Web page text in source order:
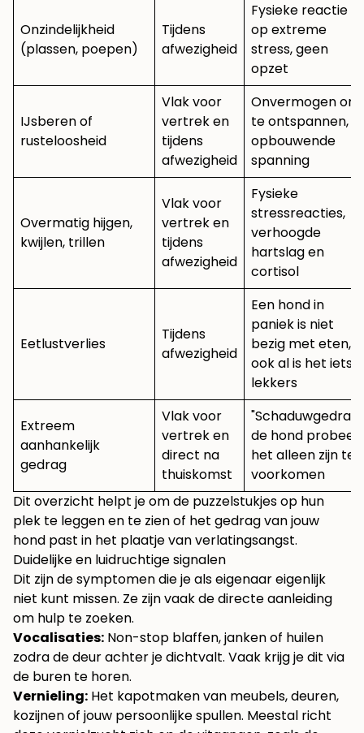
Onzindelijkheid
(plassen, poepen)
Tijdens
afwezigheid
Fysieke reactie
op extreme
stress, geen
opzet
IJsberen of
rusteloosheid
Vlak voor
vertrek en
tijdens
afwezigheid
Onvermogen om
te ontspannen,
opbouwende
spanning
Overmatig hijgen,
kwijlen, trillen
Vlak voor
vertrek en
tijdens
afwezigheid
Fysieke
stressreacties,
verhoogde
hartslag en
cortisol
Eetlustverlies
Tijdens
afwezigheid
Een hond in
paniek is niet
bezig met eten,
ook al is het iets
lekkers
Extreem
aanhankelijk
gedrag
Vlak voor
vertrek en
direct na
thuiskomst
de hond
het alleen zijn te
voorkomen
Dit overzicht helpt je om de puzzelstukjes op hun
plek te leggen en te zien of het gedrag van jouw
hond past in het plaatje van verlatingsangst.
Duidelijke en luidruchtige signalen
Dit zijn de symptomen die je als eigenaar eigenlijk
niet kunt missen. Ze zijn vaak de directe aanleiding
om hulp te zoeken.
Vocalisaties: Non-stop blaffen, janken of huilen
zodra de deur achter je dichtvalt. Vaak krijg je dit via
de buren te horen.
Vernieling: Het kapotmaken van meubels, deuren,
kozijnen of jouw persoonlijke spullen. Meestal richt